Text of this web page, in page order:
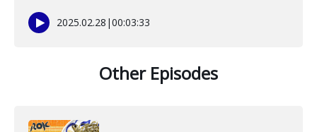
2025.02.28 |00:03:33
Other Episodes